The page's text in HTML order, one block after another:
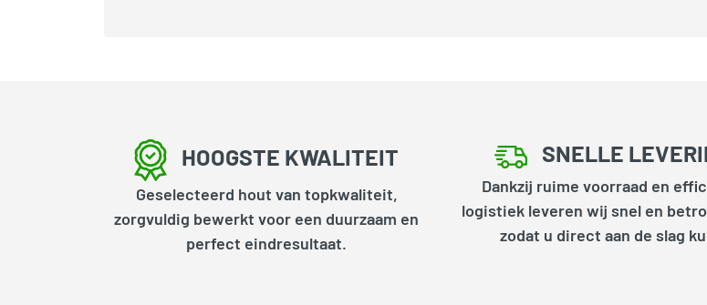
HOOGSTE KWALITEIT
Geselecteerd hout van topkwaliteit,
zorgvuldig bewerkt voor een duurzaam en
perfect eindresultaat.
SNELLE
Dankzij ruime voorraad en
logistiek leveren wij snel en
zodat u direct aan de slag